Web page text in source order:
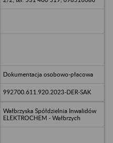
Dokumentacja osobowo-płacowa
992700.611.920.2023-DER-SAK
Wałbrzyska Spółdzielnia Inwalidów
ELEKTROCHEM - Wałbrzych